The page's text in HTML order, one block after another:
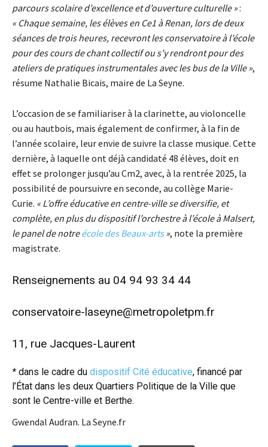
parcours scolaire d’excellence et d’ouverture culturelle »:
« Chaque semaine, les élèvesen Ce1 à Renan, lors de deux
séances de trois heures, recevront les conservatoire à l’école
pourdescours de chant collectif ou s’y rendront pour des
ateliers de pratiquesinstrumentalesavec les bus de la Ville»,
résume Nathalie Bicais, maire de La Seyne.
L’occasion de se familiariser à la clarinette, au violoncelle
ou au hautbois, mais également de confirmer, à la fin de
l’année scolaire, leur envie de suivre la classe musique. Cette
dernière, à laquelle ont déjà candidaté 48 élèves, doit en
effet se prolonger jusqu’au Cm2, avec, à la rentrée 2025, la
possibilité de poursuivre en seconde, au collège Marie-
Curie. « L’offre éducative en centre-ville se diversifie, et
complète, en plus du dispositif l’orchestre à l’école à Malsert,
le panel de notreécole des Beaux-arts», note la première
magistrate.
Renseignements au 04 94 93 34 44
conservatoire-laseyne@metropoletpm.fr
11, rue Jacques-Laurent
* dans le cadre du dispositif Cité éducative, financé par
l’État dans les deux Quartiers Politique de la Ville que
sont le Centre-ville et Berthe.
Gwendal Audran. La Seyne.fr